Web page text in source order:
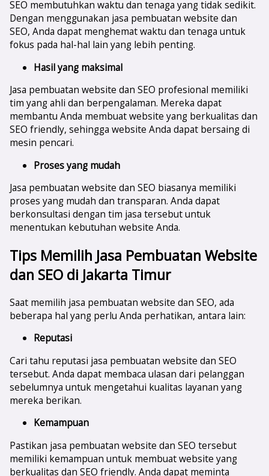
SEO membutuhkan waktu dan tenaga yang tidak sedikit.
Dengan menggunakan jasa pembuatan website dan
SEO, Anda dapat menghemat waktu dan tenaga untuk
fokus pada hal-hal lain yang lebih penting.
Hasil yang maksimal
Jasa pembuatan website dan SEO profesional memiliki
tim yang ahli dan berpengalaman. Mereka dapat
membantu Anda membuat website yang berkualitas dan
SEO friendly, sehingga website Anda dapat bersaing di
mesin pencari.
Proses yang mudah
Jasa pembuatan website dan SEO biasanya memiliki
proses yang mudah dan transparan. Anda dapat
berkonsultasi dengan tim jasa tersebut untuk
menentukan kebutuhan website Anda.
Tips Memilih Jasa Pembuatan Website
dan SEO di Jakarta Timur
Saat memilih jasa pembuatan website dan SEO, ada
beberapa hal yang perlu Anda perhatikan, antara lain:
Reputasi
Cari tahu reputasi jasa pembuatan website dan SEO
tersebut. Anda dapat membaca ulasan dari pelanggan
sebelumnya untuk mengetahui kualitas layanan yang
mereka berikan.
Kemampuan
Pastikan jasa pembuatan website dan SEO tersebut
memiliki kemampuan untuk membuat website yang
berkualitas dan SEO friendly. Anda dapat meminta